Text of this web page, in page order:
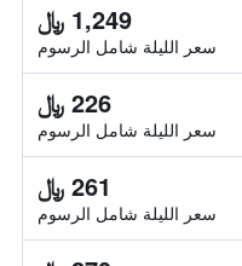
1,249 ﷼
سعر الليلة شامل الرسوم
226 ﷼
سعر الليلة شامل الرسوم
261 ﷼
سعر الليلة شامل الرسوم